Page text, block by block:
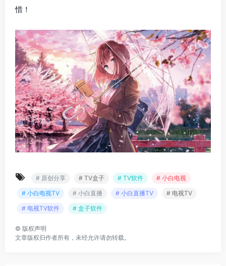
惜！
# 原创分享 # TV盒子 # TV软件
# 小白电视
# 小白电视TV
# 小白直播 # 小白直播TV
# 电视TV
# 电视TV软件
# 盒子软件
© 版权声明
文章版权归作者所有，未经允许请勿转载。